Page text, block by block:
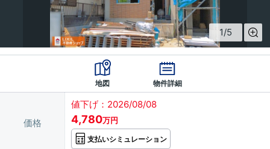
1/5
地図 物件詳細
価格
値下げ：2026/08/08
4,780万円
支払いシミュレーション